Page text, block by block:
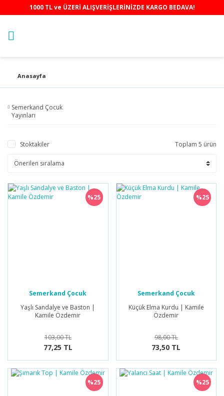
1000 TL ve ÜZERİ ALIŞVERİŞLERİNİZDE KARGO BEDAVA!
Anasayfa
Semerkand Çocuk
Yayınları
Stoktakiler Toplam 5 ürün
%25
Semerkand Çocuk
Yayınları
Yaşlı Sandalye ve Baston |
Kamile Özdemir
103,00 TL
77,25 TL
%25
Semerkand Çocuk
Yayınları
Küçük Elma Kurdu | Kamile
Özdemir
98,00 TL
73,50 TL
%25 %25